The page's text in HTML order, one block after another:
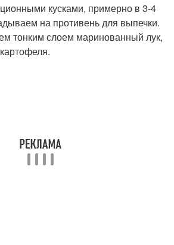
кусками, примерно в 3-4
на противень для выпечки.
тонким слоем маринованный лук,